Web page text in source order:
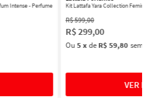
Intense - Perfume
Kit Lattafa Yara Collection
R$599,00
R$299,00
Ou5xdeR$ 59,80 sem